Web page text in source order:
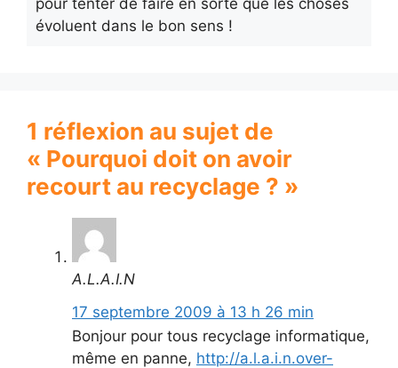
pour tenter de faire en sorte que les choses
évoluent dans le bon sens !
1 réflexion au sujet de
« Pourquoi doit on avoir
recourt au recyclage ? »
A.L.A.I.N
17 septembre 2009 à 13 h 26 min
Bonjour pour tous recyclage informatique,
même en panne, http://a.l.a.i.n.over-